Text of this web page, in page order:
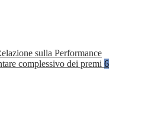
sulla Performance
complessivo dei premi 6